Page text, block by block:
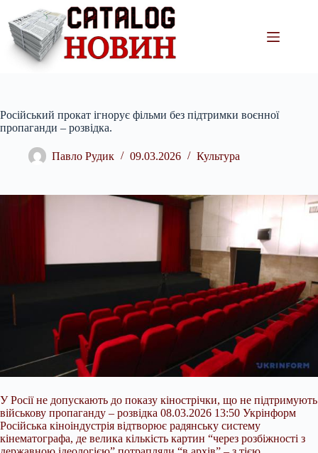
вмісту
Російський прокат ігнорує фільми без підтримки воєнної
пропаганди – розвідка.
Павло Рудик 09.03.2026 Культура
У Росії не допускають до показу кінострічки, що не підтримують
військову пропаганду – розвідка 08.03.2026 13:50 Укрінформ
Російська кіноіндустрія відтворює радянську систему
кінематографа, де велика кількість картин “через розбіжності з